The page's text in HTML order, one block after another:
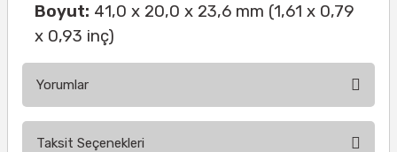
Boyut: 41,0 x 20,0 x 23,6 mm (1,61 x 0,79
x 0,93 inç)
Yorumlar
Taksit Seçenekleri